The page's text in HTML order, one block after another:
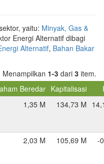
yaitu: Minyak, Gas &
Energi Alternatif dibagi
Alternatif, Bahan Bakar
Menampilkan 1-3 dari 3 item.
Beredar Kapitalisasi
1,35 M 134,73 M
2,03 M 105,69 M -